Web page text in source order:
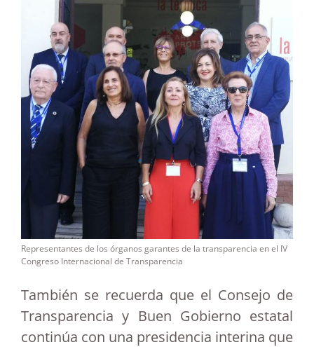
Representantes de los órganos garantes de la transparencia en el IV
Congreso Internacional de Transparencia
También se recuerda que el Consejo de
Transparencia y Buen Gobierno estatal
continúa con una presidencia interina que